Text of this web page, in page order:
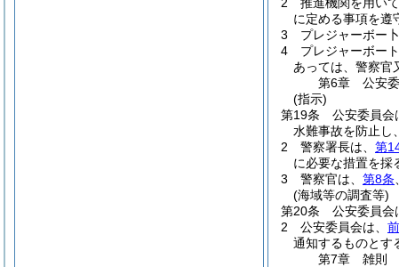
に定める事項を遵
3
プレジャーボー
4
プレジャーボー
あっては、警察官
第6章
公安
(指示)
第19条
公安委員会
水難事故を防止し
2
警察署長は、 第
に必要な措置を採
3
警察官は、 第8条
(海域等の調査等)
第20条
公安委員会
2
公安委員会は、
通知するものとす
第7章
雑則